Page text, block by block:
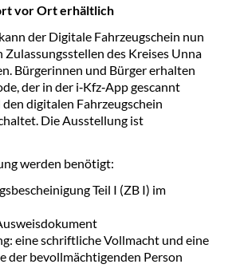
vor Ort erhältlich
der Digitale Fahrzeugschein nun
Zulassungsstellen des Kreises Unna
Bürgerinnen und Bürger erhalten
der in der i‑Kfz‑App gescannt
digitalen Fahrzeugschein
Die Ausstellung ist
werden benötigt:
Teil I (ZB I) im
eine schriftliche Vollmacht und eine
der bevollmächtigenden Person